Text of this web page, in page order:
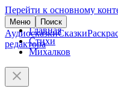
Перейти к основному
Меню Поиск
АудиосказкиСказки
редактора
Главная
Стихи
Михалков